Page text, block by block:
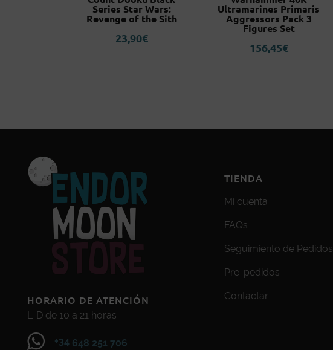
Series Star Wars:
Revenge of the Sith
23,90€
Ultramarines Primaris
Aggressors Pack 3
Figures Set
156,45€
HORARIO DE ATENCIÓN
L-D de 10 a 21 horas
+34 648 251 706
TIENDA
Mi cuenta
FAQs
Seguimiento de Pedidos
Pre-pedidos
Contactar